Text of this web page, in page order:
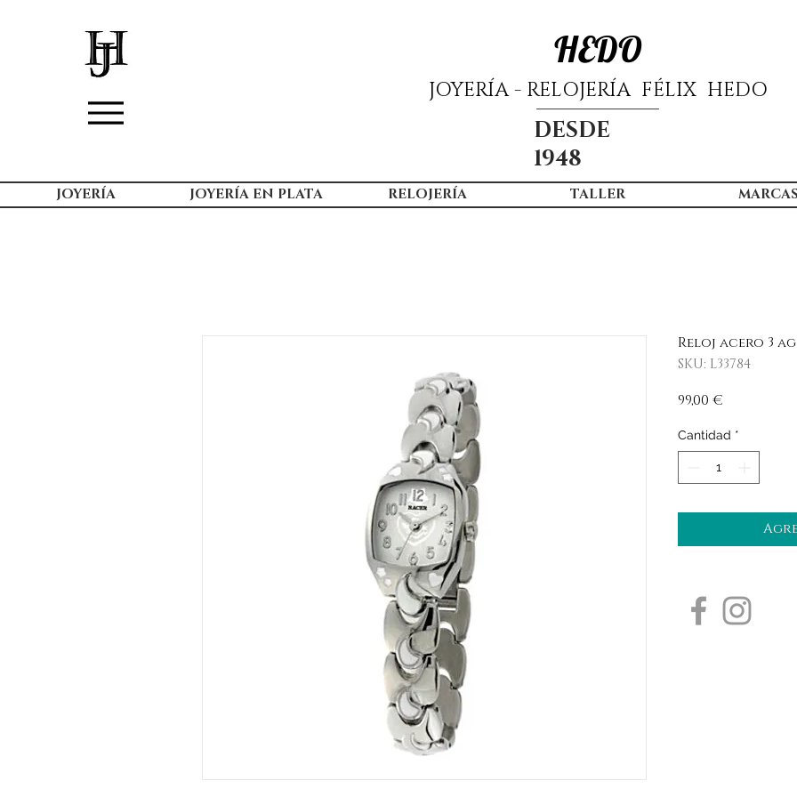
HEDO
JOYERÍA - RELOJERÍA FÉLIX HEDO
DESDE
1948
JOYERÍA JOYERÍA EN PLATA RELOJERÍA TALLER
Reloj acero 3
SKU: L33784
99,00 €
Cantidad *